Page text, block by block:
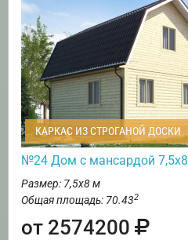
КАРКАС ИЗ СТРОГАНОЙ ДОСКИ
№24 Дом с мансардой 7,5х8
Размер: 7,5х8 м
Общая площадь: 70.432
от 2574200